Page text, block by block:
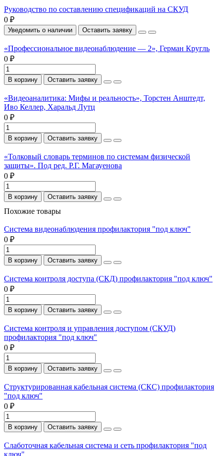
Руководство по составлению спецификаций на СКУД
0 ₽
Уведомить о наличии Оставить заявку
«Профессиональное видеонаблюдение — 2», Герман Кругль
0 ₽
В корзину Оставить заявку
«Видеоаналитика: Мифы и реальность», Торстен Анштедт,
Иво Келлер, Харальд Лутц
0 ₽
В корзину Оставить заявку
«Толковый словарь терминов по системам физической
защиты». Под ред. Р.Г. Магауенова
0 ₽
В корзину Оставить заявку
Похожие товары
Система видеонаблюдения профилактория "под ключ"
0 ₽
В корзину Оставить заявку
Система контроля доступа (СКД) профилактория "под ключ"
0 ₽
В корзину Оставить заявку
Система контроля и управления доступом (СКУД)
профилактория "под ключ"
0 ₽
В корзину Оставить заявку
Структурированная кабельная система (СКС) профилактория
"под ключ"
0 ₽
В корзину Оставить заявку
Слаботочная кабельная система и сеть профилактория "под
ключ"